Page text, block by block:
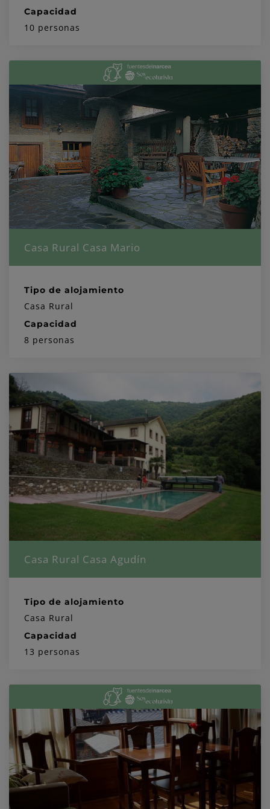
Capacidad
10 personas
Casa Rural Casa Mario
Tipo de alojamiento
Casa Rural
Capacidad
8 personas
Casa Rural Casa Agudín
Tipo de alojamiento
Casa Rural
Capacidad
13 personas